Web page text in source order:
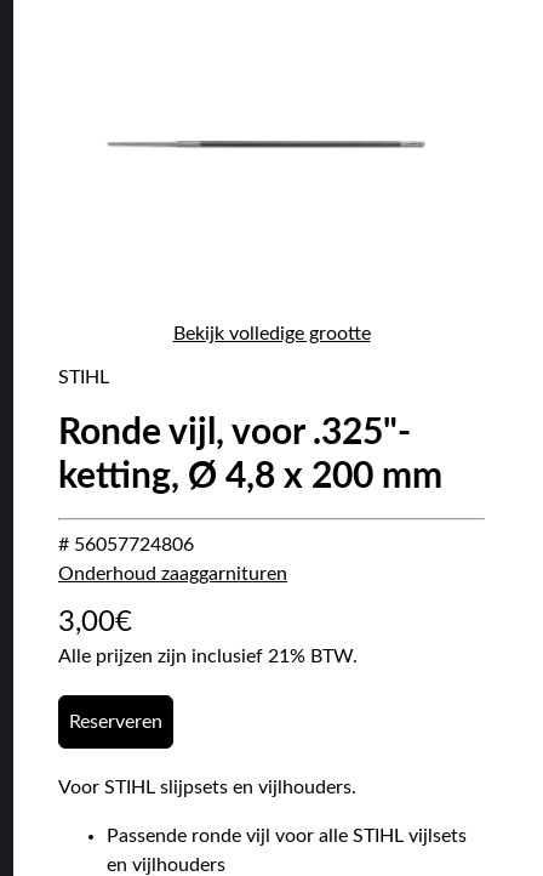
Bekijk volledige grootte
STIHL
Ronde vijl, voor .325"-
ketting, Ø 4,8 x 200 mm
# 56057724806
Onderhoud zaaggarnituren
3,00€
Alle prijzen zijn inclusief 21% BTW.
Reserveren
Voor STIHL slijpsets en vijlhouders.
Passende ronde vijl voor alle STIHL vijlsets
en vijlhouders